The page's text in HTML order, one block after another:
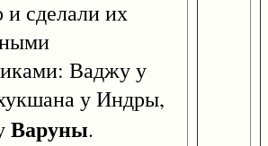
и сделали их
Ваджу у
у Индры,
Варуны.